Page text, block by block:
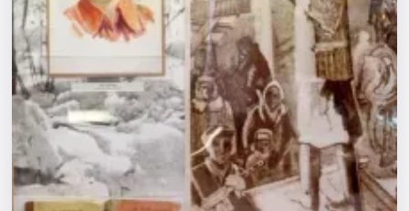
Спорт
События
Города
Площадки